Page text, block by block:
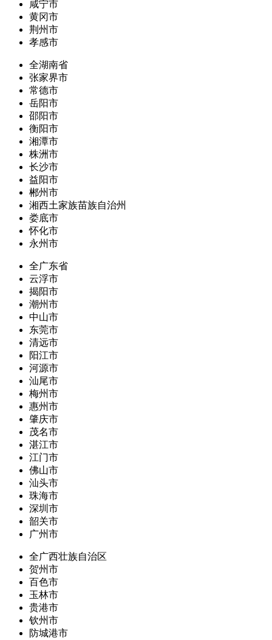
咸宁市
黄冈市
荆州市
孝感市
全湖南省
张家界市
常德市
岳阳市
邵阳市
衡阳市
湘潭市
株洲市
长沙市
益阳市
郴州市
湘西土家族苗族自治州
娄底市
怀化市
永州市
全广东省
云浮市
揭阳市
潮州市
中山市
东莞市
清远市
阳江市
河源市
汕尾市
梅州市
惠州市
肇庆市
茂名市
湛江市
江门市
佛山市
汕头市
珠海市
深圳市
韶关市
广州市
全广西壮族自治区
贺州市
百色市
玉林市
贵港市
钦州市
防城港市